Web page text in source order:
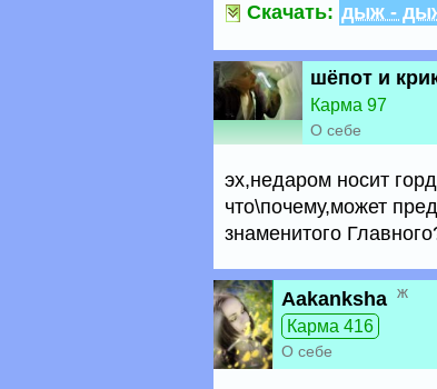
Скачать: дыж -
шёпот и
Карма 97
О себе
эх,недаром носит
что\почему,может
знаменитого
Aakanksha ж
Карма 416
О себе